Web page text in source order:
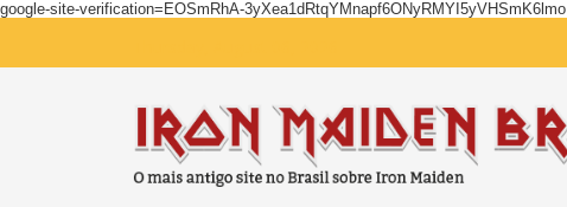
google-site-verification=EOSmRhA-3yXea1dRtqYMnapf6ONyRMYI5yVHSmK6lmo